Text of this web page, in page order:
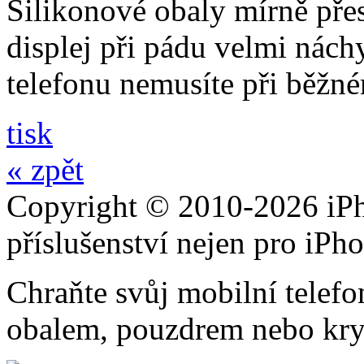
Silikonové obaly mírně
displej při pádu velmi
telefonu nemusíte při
tisk
« zpět
Copyright © 2010-2026
příslušenství nejen pro
Chraňte svůj mobilní
obalem, pouzdrem nebo